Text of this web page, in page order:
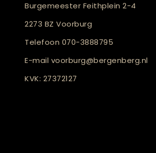
Burgemeester Feithplein 2-4
2273 BZ Voorburg
Telefoon 070-3888795
E-mail voorburg@bergenberg.nl
KVK: 27372127